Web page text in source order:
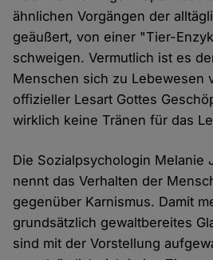
ähnlichen Vorgängen der
geäußert, von einer "Tier-
schweigen. Vermutlich ist es
Menschen sich zu Lebewesen
offizieller Lesart Gottes
wirklich keine Tränen für das
Die Sozialpsychologin Melanie
nennt das Verhalten der
gegenüber Karnismus. Damit
grundsätzlich gewaltbereites
sind mit der Vorstellung